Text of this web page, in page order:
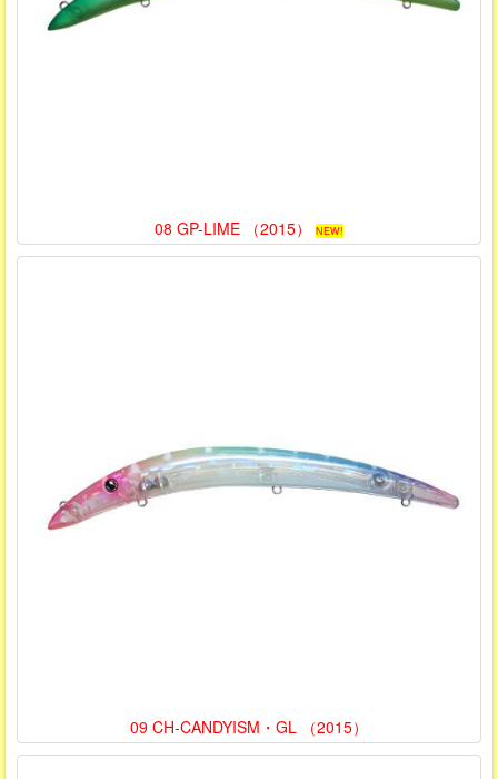
08 GP-LIME （2015） NEW!
09 CH-CANDYISM・GL （2015）